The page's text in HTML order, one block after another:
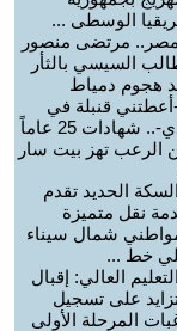
الوسطى ...
مصر.. مرتضى منصور
السيسي بالثأر
هجوم دمياط
قنبلة في
يدي-.. شهادات 25 عاماً
الرعب تهز بيت سار
السكة الحديد تقدم
نقل متميزة
شمال سيناء
خط ...
التعليم العالي: إقبال
على تسجيل
المرحلة الأولى